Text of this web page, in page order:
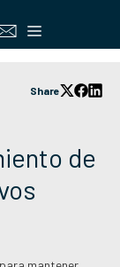
Menú
Share
de